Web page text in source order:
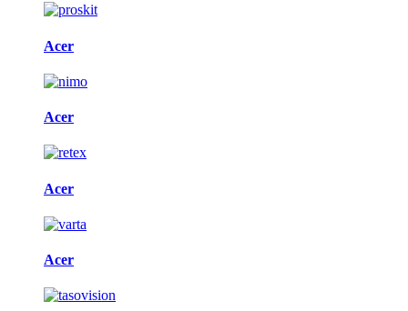
Acer
Acer
Acer
Acer